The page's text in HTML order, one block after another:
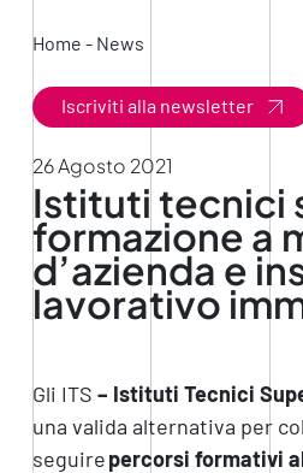
Home - News
Iscriviti alla newsletter
26 Agosto 2021
Istituti tecnici
formazione a
d’azienda e
lavorativo
Gli ITS – Istituti Tecnici
una valida alternativa per
seguirepercorsi formativi